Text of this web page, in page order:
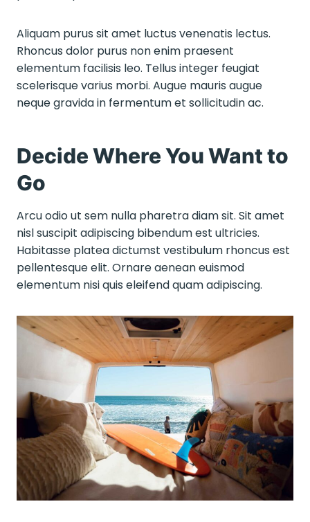
Aliquam purus sit amet luctus venenatis lectus.
Rhoncus dolor purus non enim praesent
elementum facilisis leo. Tellus integer feugiat
scelerisque varius morbi. Augue mauris augue
neque gravida in fermentum et sollicitudin ac.
Decide Where You Want to
Go
Arcu odio ut sem nulla pharetra diam sit. Sit amet
nisl suscipit adipiscing bibendum est ultricies.
Habitasse platea dictumst vestibulum rhoncus est
pellentesque elit. Ornare aenean euismod
elementum nisi quis eleifend quam adipiscing.